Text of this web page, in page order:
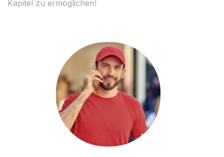
Kapitel zu ermöglichen!